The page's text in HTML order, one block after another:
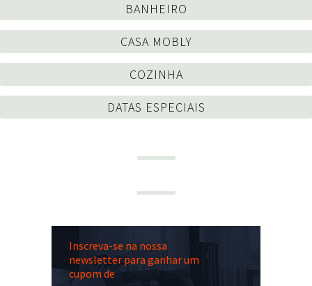
BANHEIRO
CASA MOBLY
COZINHA
DATAS ESPECIAIS
Inscreva-se na nossa
newsletter para ganhar um
cupom de